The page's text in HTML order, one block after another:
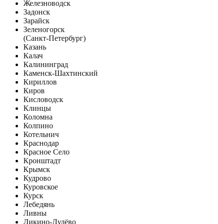
Железноводск
Задонск
Зарайск
Зеленогорск
(Санкт-Петербург)
Казань
Калач
Калининград
Каменск-Шахтинский
Кириллов
Киров
Кисловодск
Клинцы
Коломна
Колпино
Котельнич
Краснодар
Красное Село
Кронштадт
Крымск
Кудрово
Куровское
Курск
Лебедянь
Ливны
Ликино-Дулёво